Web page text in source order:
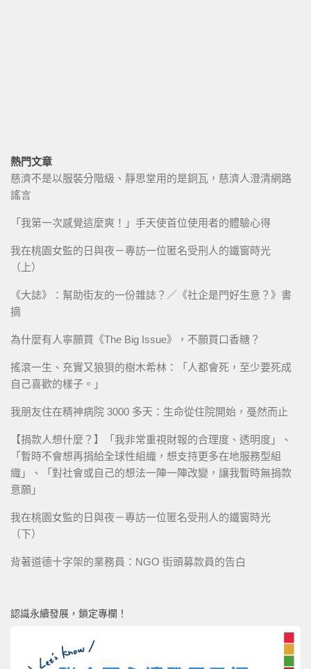
熱門文章
慈濟不是以服裝分階級、靜思堂用的是銅瓦，慈濟人澄清網路
謠言
「我第一次感覺這麼爽！」手天使首位使用者的體驗心得
我在桃園女監的日與夜－專訪一位匿名受刑人的鐵窗時光
（上）
《大誌》：幫助街友的一份雜誌？／《社企是門好生意？》書
摘
為什麼有人寧願買《The Big Issue》，不願買口香糖？
搖滾一生、充實又狼狽的樹木希林：「人都會死，至少要死成
自己喜歡的樣子。」
我朋友住在精神病院 3000 多天：生命從住院開始，戞然而止
【捐款人想什麼？】「我非常重視財報的合理度、透明度」、
「暫時不會想再捐給全球性組織，想支持更多在地服務型組
織」、「對社會或自己的想法一陣一陣改變，讓我暫時無捐款
意願」
我在桃園女監的日與夜－專訪一位匿名受刑人的鐵窗時光
（下）
背著道德十字架的業務員：NGO 街頭募款員的告白
認識永續發展，鎖定專欄！